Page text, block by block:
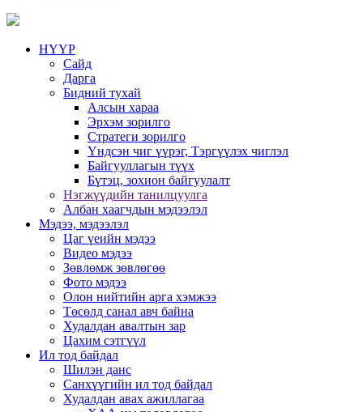
НҮҮР
Сайд
Дарга
Бидний тухай
Алсын хараа
Эрхэм зорилго
Стратеги зорилго
Үндсэн чиг үүрэг, Тэргүүлэх чиглэл
Байгууллагын түүх
Бүтэц, зохион байгуулалт
Нэгжүүдийн танилцуулга
Албан хаагчдын мэдээлэл
Мэдээ, мэдээлэл
Цаг үеийн мэдээ
Видео мэдээ
Зөвлөмж зөвлөгөө
Фото мэдээ
Олон нийтийн арга хэмжээ
Төсөлд санал авч байна
Худалдан авалтын зар
Цахим сэтгүүл
Ил тод байдал
Шилэн данс
Санхүүгийн ил тод байдал
Худалдан авах ажиллагаа